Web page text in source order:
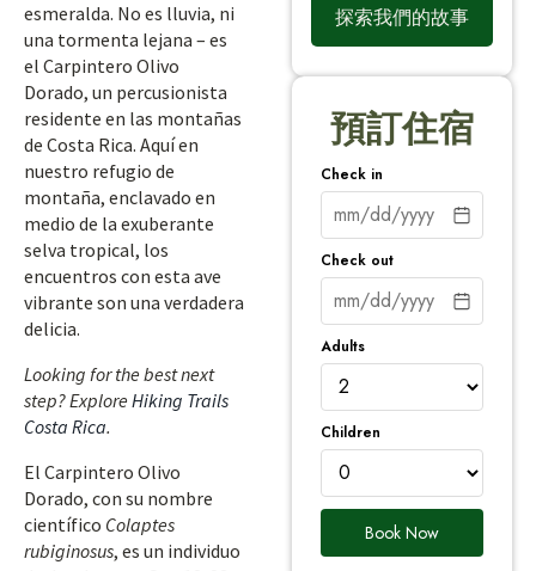
esmeralda. No es lluvia, ni
una tormenta lejana – es
el Carpintero Olivo
Dorado, un percusionista
residente en las montañas
de Costa Rica. Aquí en
nuestro refugio de
montaña, enclavado en
medio de la exuberante
selva tropical, los
encuentros con esta ave
vibrante son una verdadera
delicia.
Looking for the best next
step? Explore Hiking Trails
Costa Rica.
El Carpintero Olivo
Dorado, con su nombre
científico Colaptes
rubiginosus, es un individuo
探索我們的故事
預訂住宿
Check in
Check out
Adults
Children
Book Now